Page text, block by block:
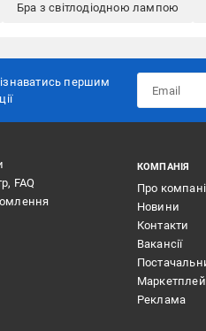
Бра з світлодіодною лампою
першим
FAQ
КОМПАНІЯ
Про
Новини
Контакти
Вакансії
Реклама